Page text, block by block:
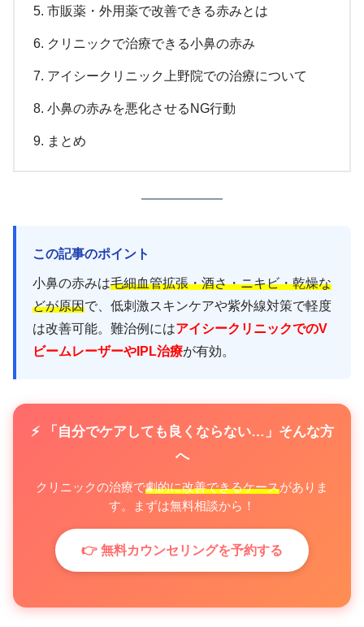
市販薬・外用薬で改善できる赤みとは
クリニックで治療できる小鼻の赤み
アイシークリニック上野院での治療について
小鼻の赤みを悪化させるNG行動
まとめ
この記事のポイント
小鼻の赤みは毛細血管拡張・酒さ・ニキビ・乾燥な
どが原因で、低刺激スキンケアや紫外線対策で軽度
は改善可能。難治例にはアイシークリニックでのV
ビームレーザーやIPL治療が有効。
⚡ 「自分でケアしても良くならない…」そんな方
へ
クリニックの治療で劇的に改善できるケースがありま
す。まずは無料相談から！
👉 無料カウンセリングを予約する